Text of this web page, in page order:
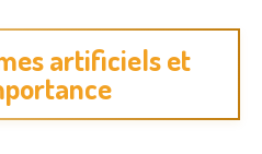
artificiels et